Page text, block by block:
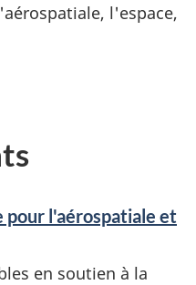
l'espace,
l'aérospatiale et
en soutien à la